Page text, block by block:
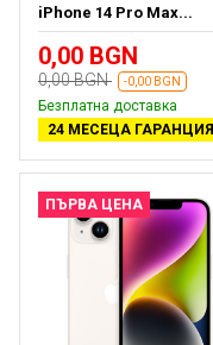
iPhone 14 Pro Max...
0,00 BGN
0,00 BGN -0,00 BGN
Безплатна доставка
24 МЕСЕЦА ГАРАНЦИЯ
ПЪРВА ЦЕНА